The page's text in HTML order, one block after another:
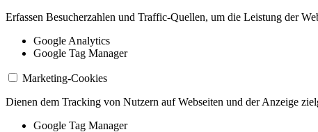
Erfassen Besucherzahlen und Traffic-Quellen, um die Leistung der
Google Analytics
Google Tag Manager
Marketing-Cookies
Dienen dem Tracking von Nutzern auf Webseiten und der Anzeige
Google Tag Manager